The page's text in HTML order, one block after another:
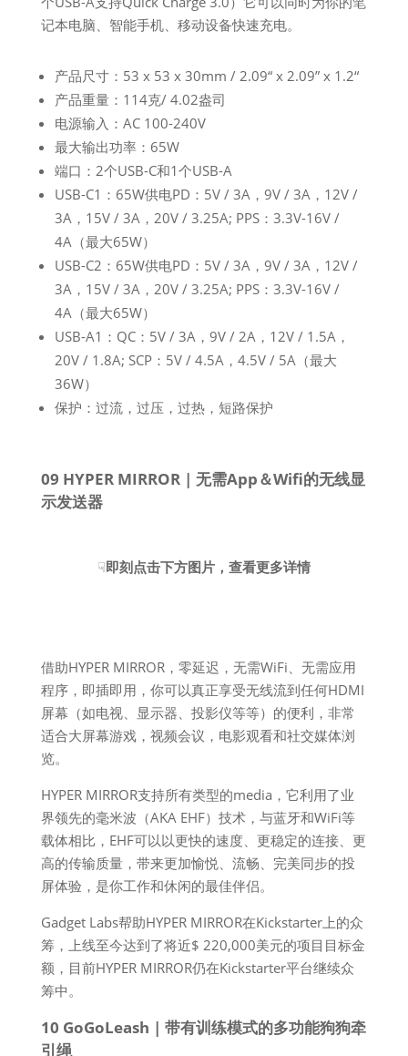
记本电脑、智能手机、移动设备快速充电。
产品尺寸：53 x 53 x 30mm / 2.09“ x 2.09” x 1.2“
产品重量：114克/ 4.02盎司
电源输入：AC 100-240V
最大输出功率：65W
端口：2个USB-C和1个USB-A
USB-C1：65W供电PD：5V / 3A，9V / 3A，12V /
3A，15V / 3A，20V / 3.25A; PPS：3.3V-16V /
4A（最大65W）
USB-C2：65W供电PD：5V / 3A，9V / 3A，12V /
3A，15V / 3A，20V / 3.25A; PPS：3.3V-16V /
4A（最大65W）
USB-A1：QC：5V / 3A，9V / 2A，12V / 1.5A，
20V / 1.8A; SCP：5V / 4.5A，4.5V / 5A（最大
36W）
保护：过流，过压，过热，短路保护
09 HYPER MIRROR | 无需App＆Wifi的无线显
示发送器
☟即刻点击下方图片，查看更多详情
借助HYPER MIRROR，零延迟，无需WiFi、无需应用
程序，即插即用，你可以真正享受无线流到任何HDMI
屏幕（如电视、显示器、投影仪等等）的便利，非常
适合大屏幕游戏，视频会议，电影观看和社交媒体浏
览。
HYPER MIRROR支持所有类型的media，它利用了业
界领先的毫米波（AKA EHF）技术，与蓝牙和WiFi等
载体相比，EHF可以以更快的速度、更稳定的连接、更
高的传输质量，带来更加愉悦、流畅、完美同步的投
屏体验，是你工作和休闲的最佳伴侣。
Gadget Labs帮助HYPER MIRROR在Kickstarter上的众
筹，上线至今达到了将近$ 220,000美元的项目目标金
额，目前HYPER MIRROR仍在Kickstarter平台继续众
筹中。
10 GoGoLeash | 带有训练模式的多功能狗狗牵
引绳